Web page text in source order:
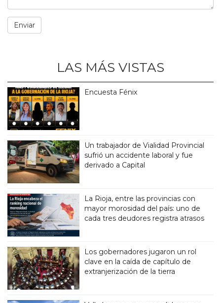
LAS MÁS VISTAS
Encuesta Fénix
Un trabajador de Vialidad Provincial
sufrió un accidente laboral y fue
derivado a Capital
La Rioja, entre las provincias con
mayor morosidad del país: uno de
cada tres deudores registra atrasos
Los gobernadores jugaron un rol
clave en la caída de capítulo de
extranjerización de la tierra